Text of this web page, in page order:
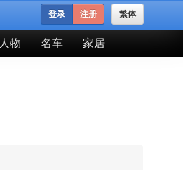
繁体
登录 注册
人物 名车 家居